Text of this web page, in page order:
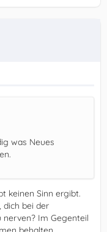
was Neues
keinen Sinn ergibt.
dich bei der
Im Gegenteil